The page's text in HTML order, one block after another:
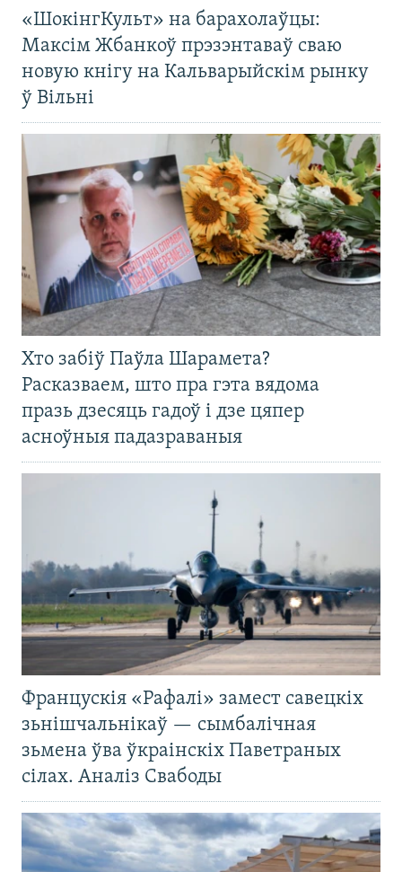
«ШокінгКульт» на барахолаўцы:
Максім Жбанкоў прэзэнтаваў сваю
новую кнігу на Кальварыйскім рынку
ў Вільні
Хто забіў Паўла Шарамета?
Расказваем, што пра гэта вядома
празь дзесяць гадоў і дзе цяпер
асноўныя падазраваныя
Францускія «Рафалі» замест савецкіх
зьнішчальнікаў — сымбалічная
зьмена ўва ўкраінскіх Паветраных
сілах. Аналіз Свабоды